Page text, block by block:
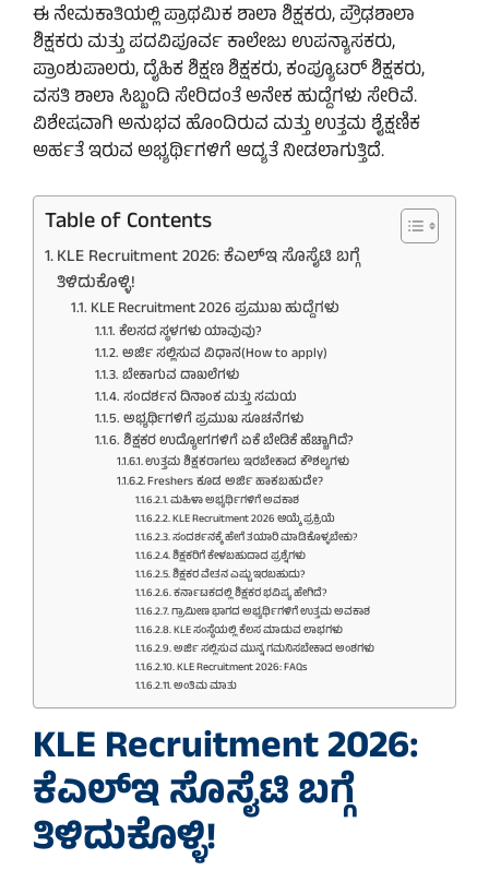
ಈ ನೇಮಕಾತಿಯಲ್ಲಿ ಪ್ರಾಥಮಿಕ ಶಾಲಾ ಶಿಕ್ಷಕರು, ಪ್ರೌಢಶಾಲಾ
ಶಿಕ್ಷಕರು ಮತ್ತು ಪದವಿಪೂರ್ವ ಕಾಲೇಜು ಉಪನ್ಯಾಸಕರು,
ಪ್ರಾಂಶುಪಾಲರು, ದೈಹಿಕ ಶಿಕ್ಷಣ ಶಿಕ್ಷಕರು, ಕಂಪ್ಯೂಟರ್ ಶಿಕ್ಷಕರು,
ವಸತಿ ಶಾಲಾ ಸಿಬ್ಬಂದಿ ಸೇರಿದಂತೆ ಅನೇಕ ಹುದ್ದೆಗಳು ಸೇರಿವೆ.
ವಿಶೇಷವಾಗಿ ಅನುಭವ ಹೊಂದಿರುವ ಮತ್ತು ಉತ್ತಮ ಶೈಕ್ಷಣಿಕ
ಅರ್ಹತೆ ಇರುವ ಅಭ್ಯರ್ಥಿಗಳಿಗೆ ಆದ್ಯತೆ ನೀಡಲಾಗುತ್ತಿದೆ.
Table of Contents
KLE Recruitment 2026: ಕೆಎಲ್‌ಇ ಸೊಸೈಟಿ ಬಗ್ಗೆ
ತಿಳಿದುಕೊಳ್ಳಿ!
KLE Recruitment 2026 ಪ್ರಮುಖ ಹುದ್ದೆಗಳು
ಕೆಲಸದ ಸ್ಥಳಗಳು ಯಾವುವು?
ಅರ್ಜಿ ಸಲ್ಲಿಸುವ ವಿಧಾನ(How to apply)
ಬೇಕಾಗುವ ದಾಖಲೆಗಳು
ಸಂದರ್ಶನ ದಿನಾಂಕ ಮತ್ತು ಸಮಯ
ಅಭ್ಯರ್ಥಿಗಳಿಗೆ ಪ್ರಮುಖ ಸೂಚನೆಗಳು
ಶಿಕ್ಷಕರ ಉದ್ಯೋಗಗಳಿಗೆ ಏಕೆ ಬೇಡಿಕೆ ಹೆಚ್ಚಾಗಿದೆ?
ಉತ್ತಮ ಶಿಕ್ಷಕರಾಗಲು ಇರಬೇಕಾದ ಕೌಶಲ್ಯಗಳು
Freshers ಕೂಡ ಅರ್ಜಿ ಹಾಕಬಹುದೇ?
ಮಹಿಳಾ ಅಭ್ಯರ್ಥಿಗಳಿಗೆ ಅವಕಾಶ
KLE Recruitment 2026 ಆಯ್ಕೆ ಪ್ರಕ್ರಿಯೆ
ಸಂದರ್ಶನಕ್ಕೆ ಹೇಗೆ ತಯಾರಿ ಮಾಡಿಕೊಳ್ಳಬೇಕು?
ಶಿಕ್ಷಕರಿಗೆ ಕೇಳಬಹುದಾದ ಪ್ರಶ್ನೆಗಳು
ಶಿಕ್ಷಕರ ವೇತನ ಎಷ್ಟು ಇರಬಹುದು?
ಕರ್ನಾಟಕದಲ್ಲಿ ಶಿಕ್ಷಕರ ಭವಿಷ್ಯ ಹೇಗಿದೆ?
ಗ್ರಾಮೀಣ ಭಾಗದ ಅಭ್ಯರ್ಥಿಗಳಿಗೆ ಉತ್ತಮ ಅವಕಾಶ
KLE ಸಂಸ್ಥೆಯಲ್ಲಿ ಕೆಲಸ ಮಾಡುವ ಲಾಭಗಳು
ಅರ್ಜಿ ಸಲ್ಲಿಸುವ ಮುನ್ನ ಗಮನಿಸಬೇಕಾದ ಅಂಶಗಳು
KLE Recruitment 2026: FAQs
ಅಂತಿಮ ಮಾತು
KLE Recruitment 2026:
ಕೆಎಲ್‌ಇ ಸೊಸೈಟಿ ಬಗ್ಗೆ
ತಿಳಿದುಕೊಳ್ಳಿ!